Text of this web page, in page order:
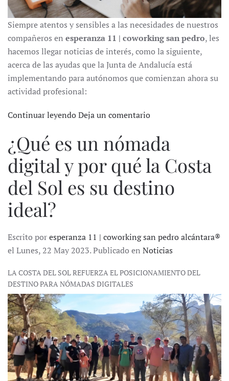
Siempre atentos y sensibles a las necesidades de nuestros
compañeros en esperanza 11 | coworking san pedro, les
hacemos llegar noticias de interés, como la siguiente,
acerca de las ayudas que la Junta de Andalucía está
implementando para autónomos que comienzan ahora su
actividad profesional:
Continuar leyendoDeja un comentario
¿Qué es un nómada
digital y por qué la Costa
del Sol es su destino
ideal?
Escrito poresperanza 11 | coworking san pedro alcántara®
el Lunes, 22 May 2023. Publicado en Noticias
LA COSTA DEL SOL REFUERZA EL POSICIONAMIENTO DEL
DESTINO PARA NÓMADAS DIGITALES